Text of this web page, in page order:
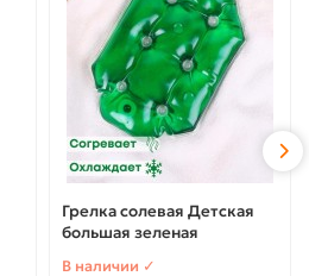
Грелка солевая Детская
большая зеленая
В наличии ✓